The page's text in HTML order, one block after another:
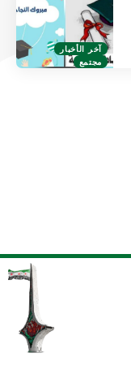
آخر الأخبار
مجتمع